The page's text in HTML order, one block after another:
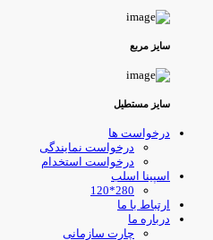
سایز مربع
سایز مستطیل
درخواست ها
درخواست نمایندگی
درخواست استخدام
اسپینا اسلب
280*120
ارتباط با ما
درباره ما
چارت سازمانی